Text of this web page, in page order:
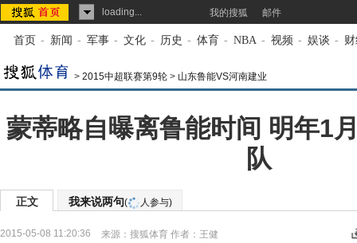
loading... 我的搜狐 邮件
首页 - 新闻 - 军事 - 文化 - 历史 - 体育 - NBA - 视频 - 娱谈 -
> 2015中超联赛第9轮 > 山东鲁能VS河南建业
蒙蒂略自曝离鲁能时间 明年1
队
正文 我来说两句( 人参与)
2015-05-08 11:20:36 来源： 搜狐体育 作者：王健